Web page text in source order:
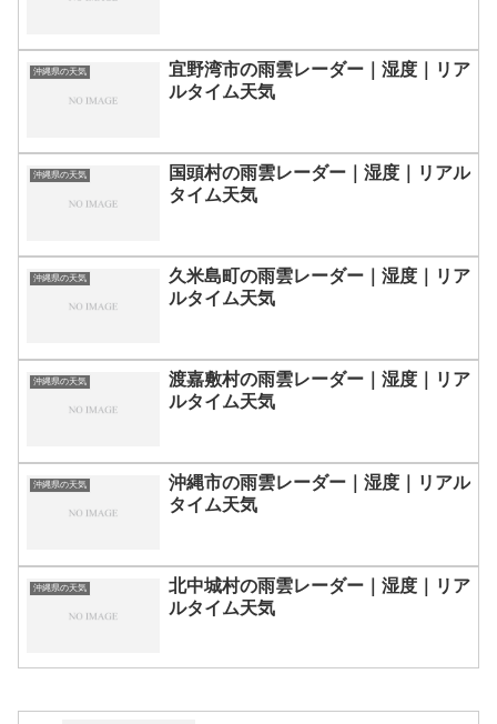
沖縄県の天気
宜野湾市の雨雲レーダー｜湿度｜リア
ルタイム天気
沖縄県の天気
国頭村の雨雲レーダー｜湿度｜リアル
タイム天気
沖縄県の天気
久米島町の雨雲レーダー｜湿度｜リア
ルタイム天気
沖縄県の天気
渡嘉敷村の雨雲レーダー｜湿度｜リア
ルタイム天気
沖縄県の天気
沖縄市の雨雲レーダー｜湿度｜リアル
タイム天気
沖縄県の天気
北中城村の雨雲レーダー｜湿度｜リア
ルタイム天気